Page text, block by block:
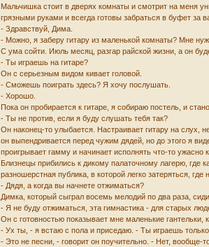
Мальчишка стоит в дверях комнаты и смотрит на меня
грязными руками и всегда готовы забраться в буфет за
- Здравствуй, Дима.
- Можно, я заберу гитару из маленькой комнаты? Мне
С ума сойти. Июль месяц, разгар райской жизни, а он
- Ты играешь на гитаре?
Он с серьезным видом кивает головой.
- Сможешь поиграть здесь? Я хочу послушать.
- Хорошо.
Пока он пробирается к гитаре, я собираю постель, и
- Ты не против, если я буду слушать тебя так?
Он наконец-то улыбается. Настраивает гитару на слух,
он выпендривается перед чужим дядей, но до этого я
проигрывает гамму и начинает исполнять что-то ужасно
Близнецы прибились к дикому палаточному лагерю, где
разношерстная публика, в которой легко затеряться,
- Дядя, а когда вы начнете отжиматься?
Димка, который сыграл восемь мелодий по два раза,
- Я не буду отжиматься, эта гимнастика - для старых
Он с готовностью показывает мне маленькие гантельки,
- Ух ты, - я встаю с пола и приседаю. - Ты играешь
- Это не песни, - говорит он поучительно. - Нет, вообще-